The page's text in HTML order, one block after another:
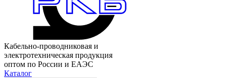
Кабельно-проводниковая и
электротехническая продукция
оптом по России и ЕАЭС
Каталог